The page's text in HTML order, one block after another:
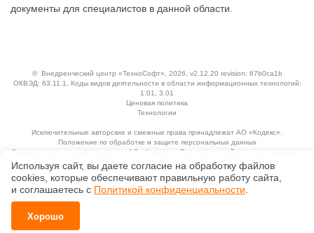
документы для специалистов в данной области.
© Внедренческий центр «ТехноСофт» , 2026, v2.12.20 revision: 67b0ca1b
ОКВЭД: 63.11.1, Коды видов деятельности в области информационных технологий:
1.01, 3.01
Ценовая политика
Технологии
Исключительные авторские и смежные права принадлежат АО «Кодекс».
Положение по обработке и защите персональных данных
Справка о регистрации продуктов АО «Кодекс» в Реестре российского программного
Используя сайт, вы даете согласие на обработку файлов
сооkiеs, которые обеспечивают правильную работу сайта,
и соглашаетесь с Политикой конфиденциальности
Хорошо